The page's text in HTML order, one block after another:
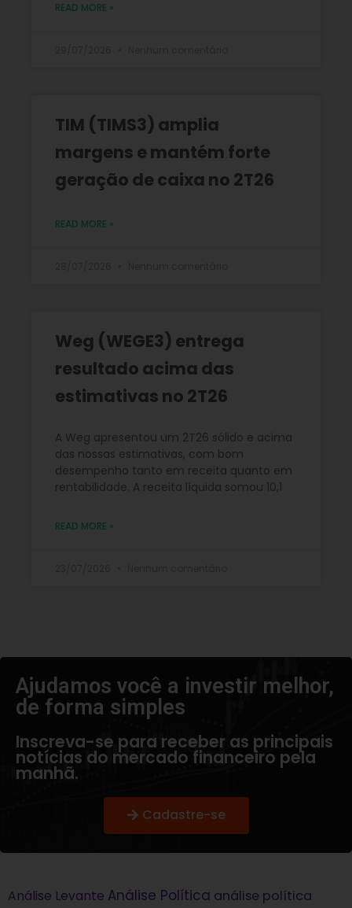
READ MORE »
TIM (TIMS3) amplia
margens e mantém forte
geração de caixa no 2T26
READ MORE »
Weg (WEGE3) entrega
resultado acima das
estimativas no 2T26
A Weg apresentou um 2T26 sólido e acima
das nossas estimativas, com bom
desempenho tanto em receita quanto em
rentabilidade. A receita líquida somou 10,1
READ MORE »
Ajudamos você a investir melhor,
de forma simples​
Inscreva-se para receber as principais
notícias do mercado financeiro pela
manhã.
Cadastre-se
Análise Levante Análise Política análise política